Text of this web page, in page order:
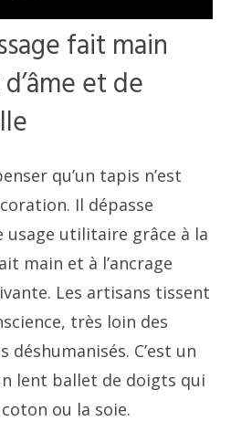
fait main
et de
qu’un tapis n’est
Il dépasse
usage utilitaire grâce à la
main et à l’ancrage
Les artisans tissent
très loin des
C’est un
lent ballet de doigts qui
ou la soie.